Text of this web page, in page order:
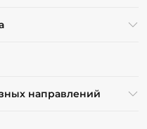
направлений